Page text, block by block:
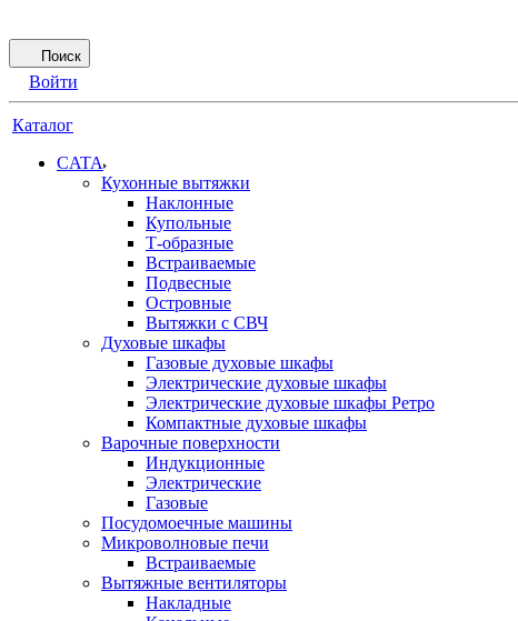
Поиск
Войти
Каталог
CATA
Кухонные вытяжки
Наклонные
Купольные
Т-образные
Встраиваемые
Подвесные
Островные
Вытяжки с СВЧ
Духовые шкафы
Газовые духовые шкафы
Электрические духовые шкафы
Электрические духовые шкафы Ретро
Компактные духовые шкафы
Варочные поверхности
Индукционные
Электрические
Газовые
Посудомоечные машины
Микроволновые печи
Встраиваемые
Вытяжные вентиляторы
Накладные